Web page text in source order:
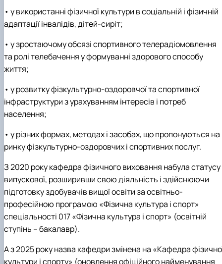
• у використанні фізичної культури в соціальній і фізичній
адаптації інвалідів, дітей-сиріт;
• у зростаючому обсязі спортивного телерадіомовлення
та ролі телебачення у формуванні здорового способу
життя;
• у розвитку фізкультурно-оздоровчої та спортивної
інфраструктури з урахуванням інтересів і потреб
населення;
• у різних формах, методах і засобах, що пропонуються на
ринку фізкультурно-оздоровчих і спортивних послуг.
З 2020 року кафедра фізичного виховання набула статусу
випускової, розширивши свою діяльність і здійснюючи
підготовку здобувачів вищої освіти за освітньо-
професійною програмою «Фізична культура і спорт»
спеціальності 017 «Фізична культура і спорт» (освітній
ступінь – бакалавр).
А з 2025 року назва кафедри змінена на «Кафедра
культури і спорту» (оновлення офіційного найменування